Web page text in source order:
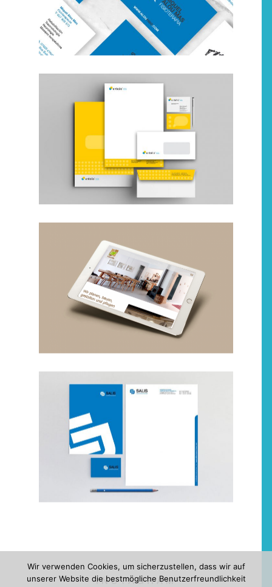
INSTAGRAM
Wir verwenden Cookies, um sicherzustellen, dass wir auf
unserer Website die bestmögliche Benutzerfreundlichkeit